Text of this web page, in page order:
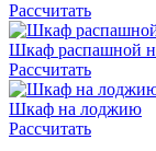
Рассчитать
Шкаф распашной
Рассчитать
Шкаф на лоджию
Рассчитать